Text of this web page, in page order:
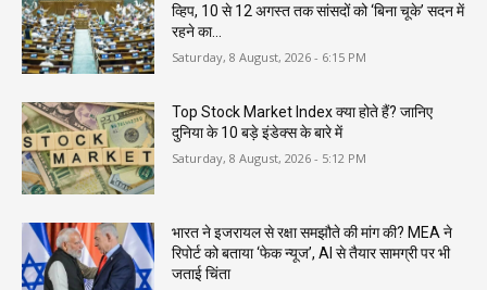
व्हिप, 10 से 12 अगस्त तक सांसदों को ‘बिना चूके’ सदन में
रहने का...
Saturday, 8 August, 2026 - 6:15 PM
Top Stock Market Index क्या होते हैं? जानिए
दुनिया के 10 बड़े इंडेक्स के बारे में
Saturday, 8 August, 2026 - 5:12 PM
भारत ने इजरायल से रक्षा समझौते की मांग की? MEA ने
रिपोर्ट को बताया ‘फेक न्यूज’, AI से तैयार सामग्री पर भी
जताई चिंता